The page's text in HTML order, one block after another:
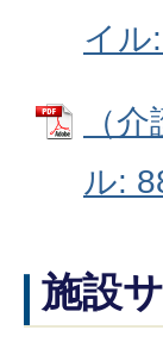
イル
（
ル:
施設